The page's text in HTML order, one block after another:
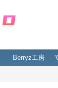
Berryz工房